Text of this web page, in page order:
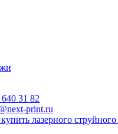
31 82
print.ru